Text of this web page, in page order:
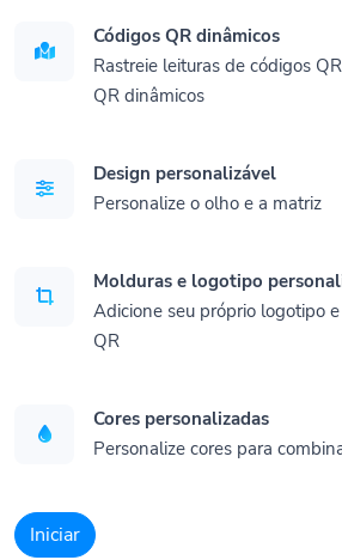
Códigos QR dinâmicos
Rastreie leituras de códigos
QR dinâmicos
Design personalizável
Personalize o olho e a matriz
Molduras e logotipo
Adicione seu próprio logotipo
QR
Cores personalizadas
Personalize cores para
Iniciar